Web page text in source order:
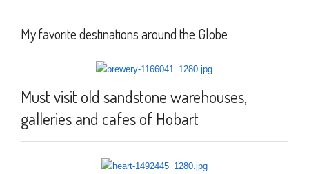
My favorite destinations around the Globe
Must visit old sandstone warehouses,
galleries and cafes of Hobart